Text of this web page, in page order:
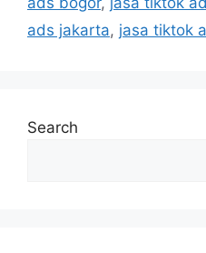
ads jakarta, jasa tiktok
Search